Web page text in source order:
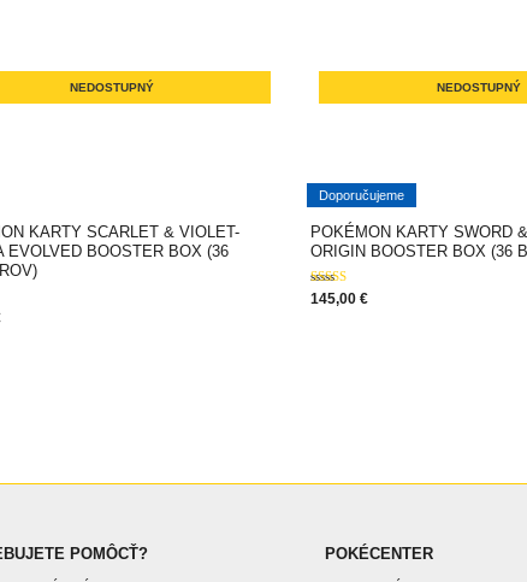
NEDOSTUPNÝ
KARTY SCARLET & VIOLET-
EVOLVED BOOSTER BOX (36
Doporučujeme
NEDOSTUPNÝ
POKÉMON KARTY SWORD
ORIGIN BOOSTER BOX (36
Hodnotenie
145,00 €
POMÔCŤ? POKÉCENTER